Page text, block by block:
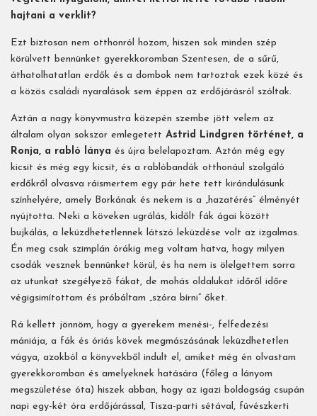
hajtani a verklit?
Ezt biztosan nem otthonról hozom, hiszen sok minden szép
körülvett bennünket gyerekkoromban Szentesen, de a sűrű,
áthatolhatatlan erdők és a dombok nem tartoztak ezek közé és
a közös családi nyaralások sem éppen az erdőjárásról szóltak.
Aztán a nagy könyvmustra közepén szembe jött velem az
általam olyan sokszor emlegetett Astrid Lindgren történet, a
Ronja, a rabló lánya és újra belelapoztam. Aztán még egy
kicsit és még egy kicsit, és a rablóbandák otthonául szolgáló
erdőkről olvasva ráismertem egy pár hete tett kirándulásunk
színhelyére, amely Borkának és nekem is a „hazatérés” élményét
nyújtotta. Neki a köveken ugrálás, kidőlt fák ágai között
bujkálás, a leküzdhetetlennek látszó leküzdése volt az izgalmas.
Én meg csak szimplán órákig meg voltam hatva, hogy milyen
csodák vesznek bennünket körül, és ha nem is ölelgettem sorra
az utunkat szegélyező fákat, de mohás oldalukat időről időre
végigsimítottam és próbáltam „szóra bírni” őket.
Rá kellett jönnöm, hogy a gyerekem menési-, felfedezési
mániája, a fák és óriás kövek megmászásának leküzdhetetlen
vágya, azokból a könyvekből indult el, amiket még én olvastam
gyerekkoromban és amelyeknek hatására (főleg a lányom
megszületése óta) hiszek abban, hogy az igazi boldogság csupán
napi egy-két óra erdőjárással, Tisza-parti sétával, füvészkerti